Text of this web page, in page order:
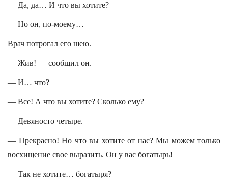
— Да, да… И что вы хотите?
— Но он, по-моему…
Врач потрогал его шею.
— Жив! — сообщил он.
— И… что?
— Все! А что вы хотите? Сколько ему?
— Девяносто четыре.
— Прекрасно! Но что вы хотите от нас? Мы можем только
восхищение свое выразить. Он у вас богатырь!
— Так не хотите… богатыря?